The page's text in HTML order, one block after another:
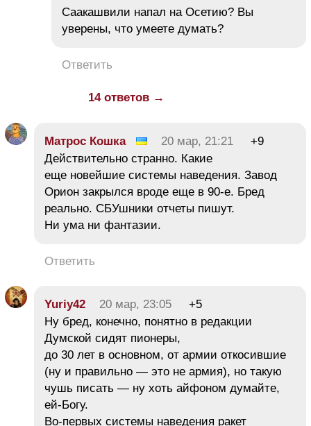
Саакашвили напал на Осетию? Вы
уверены, что умеете думать?
Ответить
14 ответов →
Матрос Кошка 20 мар, 21:21
+9
Действительно странно. Какие
еще новейшие системы наведения. Завод
Орион закрылся вроде еще в 90-е. Бред
реально. СБУшники отчеты пишут.
Ни ума ни фантазии.
Ответить
Yuriy42 20 мар, 23:05
+5
Ну бред, конечно, понятно в редакции
Думской сидят пионеры,
до 30 лет в основном, от армии откосившие
(ну и правильно — это не армия), но такую
чушь писать — ну хоть айфоном думайте,
ей-Богу.
Во-первых системы наведения ракет